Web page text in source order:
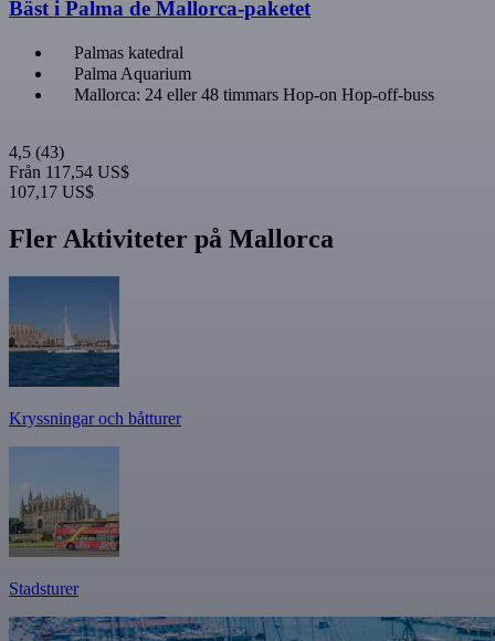
Bäst i Palma de Mallorca-paketet
Palmas katedral
Palma Aquarium
Mallorca: 24 eller 48 timmars Hop-on Hop-off-buss
4,5 (43)
Från 117,54 US$
107,17 US$
Fler Aktiviteter på Mallorca
Kryssningar och båtturer
Stadsturer